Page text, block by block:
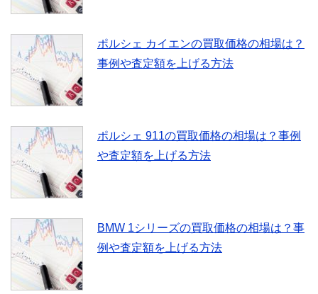
ポルシェ カイエンの買取価格の相場は？
事例や査定額を上げる方法
ポルシェ 911の買取価格の相場は？事例
や査定額を上げる方法
BMW 1シリーズの買取価格の相場は？事
例や査定額を上げる方法